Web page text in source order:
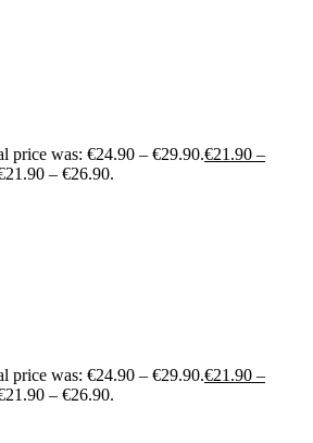
price was: €24.90 – €29.90.€21.90 –
– €26.90.
price was: €24.90 – €29.90.€21.90 –
– €26.90.